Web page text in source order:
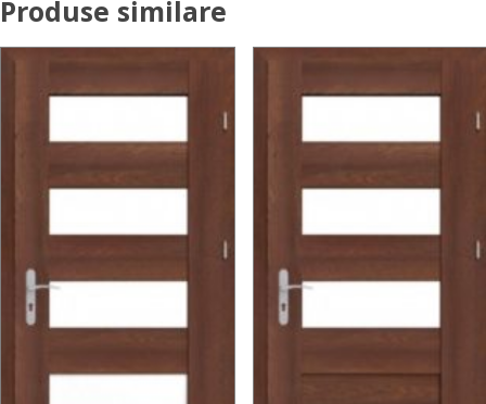
Produse similare